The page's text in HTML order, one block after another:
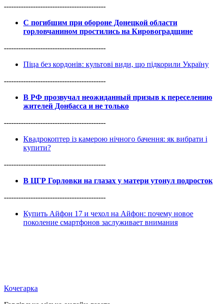
------------------------------------------
С погибшим при обороне Донецкой области
горловчанином простились на Кировоградщине
------------------------------------------
Піца без кордонів: культові види, що підкорили Україну
------------------------------------------
В РФ прозвучал неожиданный призыв к переселению
жителей Донбасса и не только
------------------------------------------
Квадрокоптер із камерою нічного бачення: як вибрати і
купити?
------------------------------------------
В ЦГР Горловки на глазах у матери утонул подросток
------------------------------------------
Купить Айфон 17 и чехол на Айфон: почему новое
поколение смартфонов заслуживает внимания
Кочегарка